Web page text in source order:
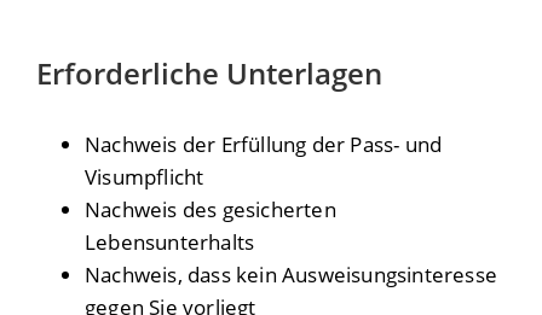
Erforderliche Unterlagen
Nachweis der Erfüllung der Pass- und
Visumpflicht
Nachweis des gesicherten
Lebensunterhalts
Nachweis, dass kein Ausweisungsinteresse
gegen Sie vorliegt